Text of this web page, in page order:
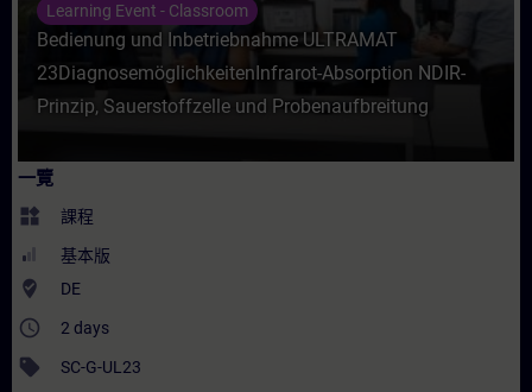
Learning Event - Classroom
Bedienung und Inbetriebnahme ULTRAMAT
23DiagnosemöglichkeitenInfrarot-Absorption NDIR-
Prinzip, Sauerstoffzelle und Probenaufbreitung
一覽
widgets 課程
基本版
where_to_vote DE
access_time 2 days
sell SC-G-UL23